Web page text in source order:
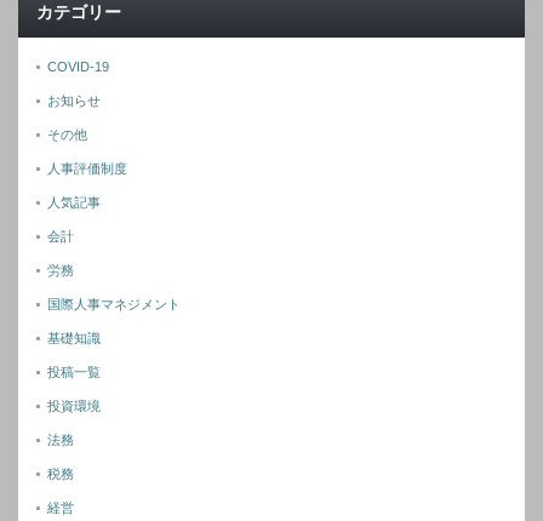
カテゴリー
COVID-19
お知らせ
その他
人事評価制度
人気記事
会計
労務
国際人事マネジメント
基礎知識
投稿一覧
投資環境
法務
税務
経営